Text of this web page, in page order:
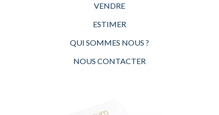
VENDRE
ESTIMER
QUI SOMMES NOUS ?
NOUS CONTACTER